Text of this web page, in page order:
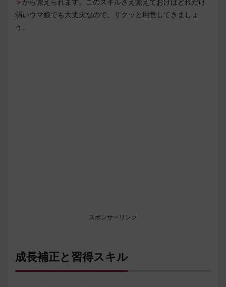
＞ から覚えられます。このスキルさえ覚えておけばどれだけ
弱いウマ娘でも大丈夫なので、サクッと用意してきましょ
う。
スポンサーリンク
成長補正と習得スキル